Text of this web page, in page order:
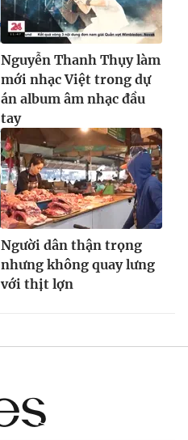
Nguyễn Thanh Thụy làm
mới nhạc Việt trong dự
án album âm nhạc đầu
tay
Người dân thận trọng
nhưng không quay lưng
với thịt lợn